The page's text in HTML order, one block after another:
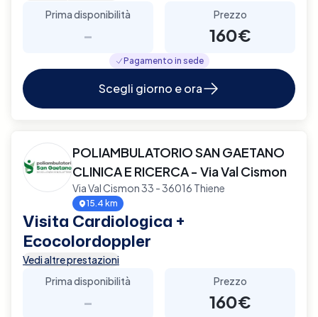
Prima disponibilità
-
Prezzo
160€
Pagamento in sede
Scegli giorno e ora
POLIAMBULATORIO SAN GAETANO
CLINICA E RICERCA - Via Val Cismon
Via Val Cismon 33 - 36016 Thiene
15.4 km
Visita Cardiologica +
Ecocolordoppler
Vedi altre prestazioni
Prima disponibilità
-
Prezzo
160€